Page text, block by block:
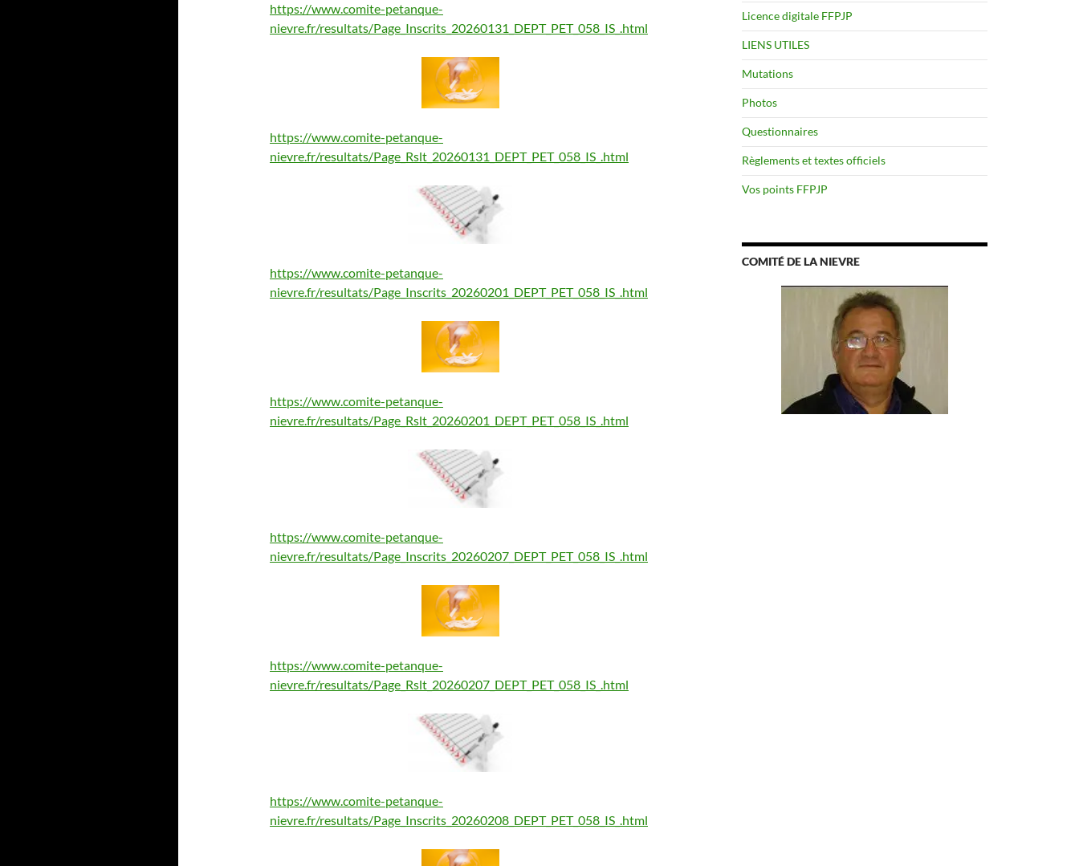
https://www.comite-petanque-
nievre.fr/resultats/Page_Inscrits_20260131_DEPT_PET_058_IS_.html
https://www.comite-petanque-
nievre.fr/resultats/Page_Rslt_20260131_DEPT_PET_058_IS_.html
https://www.comite-petanque-
nievre.fr/resultats/Page_Inscrits_20260201_DEPT_PET_058_IS_.html
https://www.comite-petanque-
nievre.fr/resultats/Page_Rslt_20260201_DEPT_PET_058_IS_.html
https://www.comite-petanque-
nievre.fr/resultats/Page_Inscrits_20260207_DEPT_PET_058_IS_.html
https://www.comite-petanque-
nievre.fr/resultats/Page_Rslt_20260207_DEPT_PET_058_IS_.html
https://www.comite-petanque-
nievre.fr/resultats/Page_Inscrits_20260208_DEPT_PET_058_IS_.html
Licence digitale FFPJP
LIENS UTILES
Mutations
Photos
Questionnaires
Règlements et textes officiels
Vos points FFPJP
COMITÉ DE LA NIEVRE